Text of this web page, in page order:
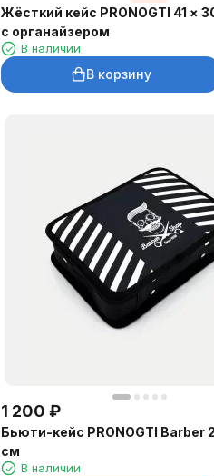
Жёсткий кейс PRONOGTI 41 ×
с органайзером
В наличии
В корзину
1 200 ₽
Бьюти-кейс PRONOGTI Barber
см
В наличии